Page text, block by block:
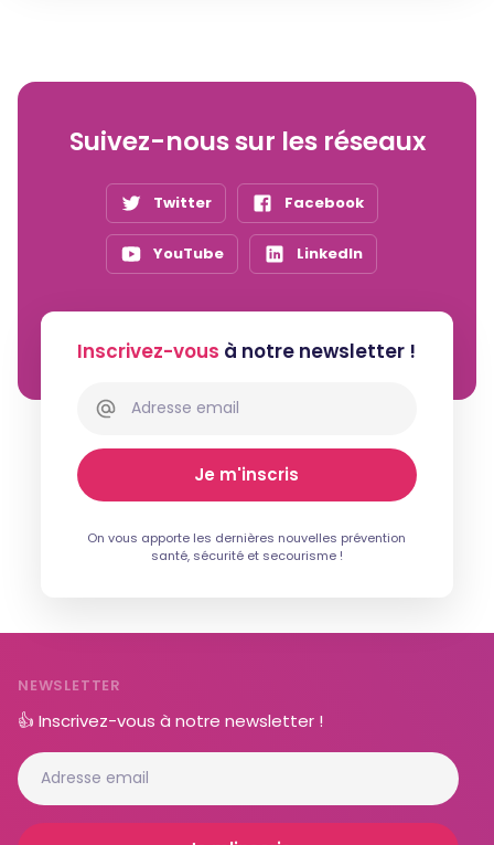
Suivez-nous sur les réseaux
Twitter Facebook
YouTube LinkedIn
Inscrivez-vous à notre newsletter !
On vous apporte les dernières nouvelles prévention
santé, sécurité et secourisme !
NEWSLETTER
👍 Inscrivez-vous à notre newsletter !